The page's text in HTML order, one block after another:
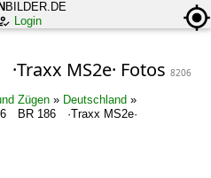
BILDER.DE
Login
MS2e· Fotos 8206
Zügen » Deutschland »
BR 186 ·Traxx MS2e·